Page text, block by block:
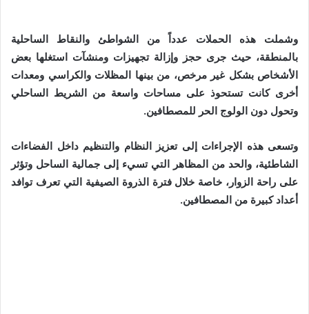
وشملت هذه الحملات عدداً من الشواطئ والنقاط الساحلية
بالمنطقة، حيث جرى حجز وإزالة تجهيزات ومنشآت استغلها بعض
الأشخاص بشكل غير مرخص، من بينها المظلات والكراسي ومعدات
أخرى كانت تستحوذ على مساحات واسعة من الشريط الساحلي
وتحول دون الولوج الحر للمصطافين.
وتسعى هذه الإجراءات إلى تعزيز النظام والتنظيم داخل الفضاءات
الشاطئية، والحد من المظاهر التي تسيء إلى جمالية الساحل وتؤثر
على راحة الزوار، خاصة خلال فترة الذروة الصيفية التي تعرف توافد
أعداد كبيرة من المصطافين.